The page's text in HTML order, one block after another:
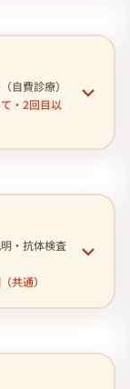
自費診療）
・2回目以
・抗体検査
共通）